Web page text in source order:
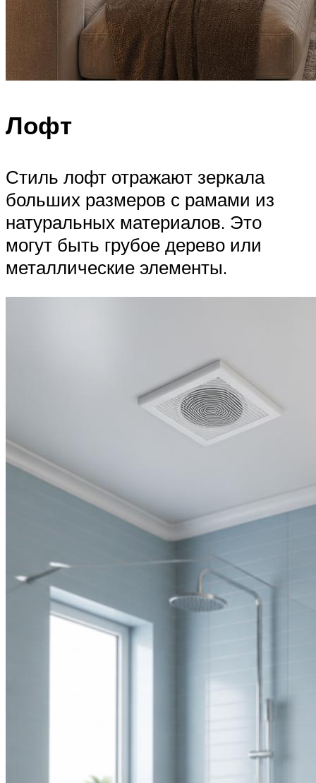
Лофт
Стиль лофт отражают зеркала
больших размеров с рамами из
натуральных материалов. Это
могут быть грубое дерево или
металлические элементы.